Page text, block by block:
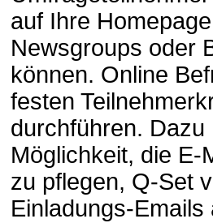
auf Ihre
Newsgroups oder
können. Online
festen
durchführen. Dazu
Möglichkeit, die E-
zu pflegen, Q-Set
Einladungs-Emails